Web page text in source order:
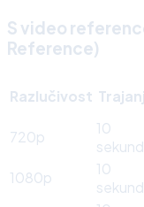
S video
Reference)
Razlučivost
720p
10
1080p
10